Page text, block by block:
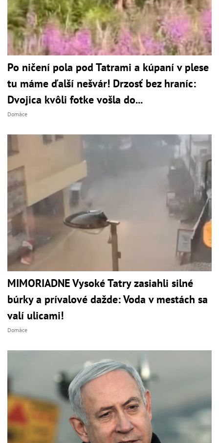
Po ničení pola pod Tatrami a kúpaní v plese
tu máme ďalší nešvár! Drzosť bez hraníc:
Dvojica kvôli fotke vošla do...
Domáce
MIMORIADNE Vysoké Tatry zasiahli silné
búrky a prívalové dažde: Voda v mestách sa
valí ulicami!
Domáce